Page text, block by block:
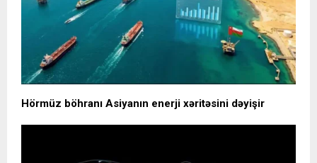
Hörmüz böhranı Asiyanın enerji xəritəsini dəyişir